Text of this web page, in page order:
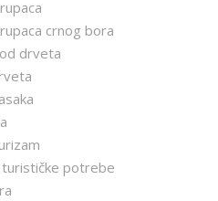
crnog bora
drveta
turističke potrebe